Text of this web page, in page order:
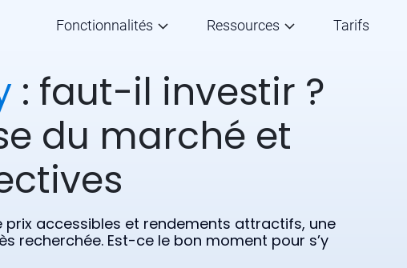
Fonctionnalités Ressources Tarifs
: faut-il investir ?
du marché et
prix accessibles et rendements attractifs, une
recherchée. Est-ce le bon moment pour s’y